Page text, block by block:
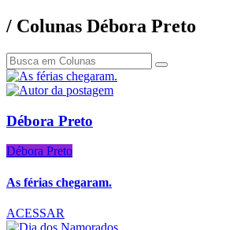
/ Colunas Débora Preto
Débora Preto
Débora Preto
As férias chegaram.
ACESSAR